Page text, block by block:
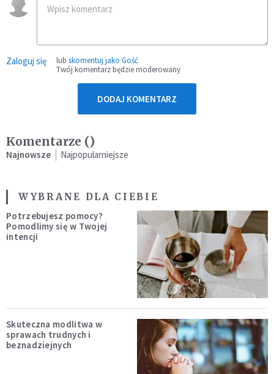
Zaloguj się lub skomentuj jako Gość
Twój komentarz będzie moderowany
DODAJ KOMENTARZ
Komentarze ()
Najnowsze Najpopularniejsze
WYBRANE DLA CIEBIE
Potrzebujesz pomocy?
Pomodlimy się w Twojej
intencji
Skuteczna modlitwa w
sprawach trudnych i
beznadziejnych